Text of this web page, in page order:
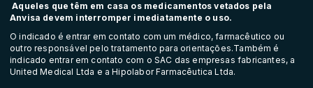
Aqueles que têm em casa os medicamentos vetados pela
Anvisa devem interromper imediatamente o uso.
O indicado é entrar em contato com um médico, farmacêutico ou
outro responsável pelo tratamento para orientações.Também é
indicado entrar em contato com o SAC das empresas fabricantes, a
United Medical Ltda e a Hipolabor Farmacêutica Ltda.